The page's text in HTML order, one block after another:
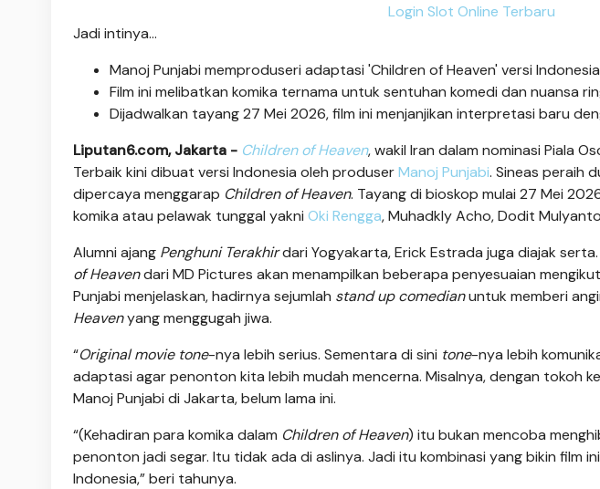
Login Slot Online Terbaru
Jadi intinya...
Manoj Punjabi memproduseri adaptasi 'Children of Heaven' versi
Film ini melibatkan komika ternama untuk sentuhan komedi dan nuansa
Dijadwalkan tayang 27 Mei 2026, film ini menjanjikan interpretasi baru
Liputan6.com, Jakarta - Children of Heaven, wakil Iran dalam nominasi Piala
Terbaik kini dibuat versi Indonesia oleh produserManoj Punjabi. Sineas peraih
dipercaya menggarap Children of Heaven. Tayang di bioskop mulai 27 Mei
komika atau pelawak tunggal yakni Oki Rengga, Muhadkly Acho, Dodit
Alumni ajang Penghuni Terakhirdari Yogyakarta, Erick Estrada juga diajak
of Heavendari MD Pictures akan menampilkan beberapa penyesuaian
Punjabi menjelaskan, hadirnya sejumlah stand up comedianuntuk memberi
Heavenyang menggugah jiwa.
“Original movie tone-nya lebih serius. Sementara di sini tone-nya lebih
adaptasi agar penonton kita lebih mudah mencerna. Misalnya, dengan tokoh
Manoj Punjabi di Jakarta, belum lama ini.
“(Kehadiran para komika dalam Children of Heaven) itu bukan mencoba
penonton jadi segar. Itu tidak ada di aslinya. Jadi itu kombinasi yang bikin film
Indonesia,” beri tahunya.